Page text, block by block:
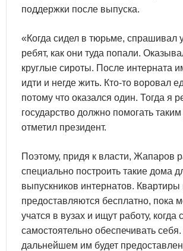
поддержки после выпуска.
«Когда сидел в тюрьме, спрашивал
ребят, как они туда попали.
круглые сироты. После интерната
идти и негде жить. Кто-то воровал
потому что оказался один. Тогда я
государство должно помогать
отметил президент.
Поэтому, придя к власти, Жапаров
специально построить такие дома
выпускников интернатов. Квартиры
предоставляются бесплатно, пока
учатся в вузах и ищут работу, когда
самостоятельно обеспечивать
дальнейшем им будет